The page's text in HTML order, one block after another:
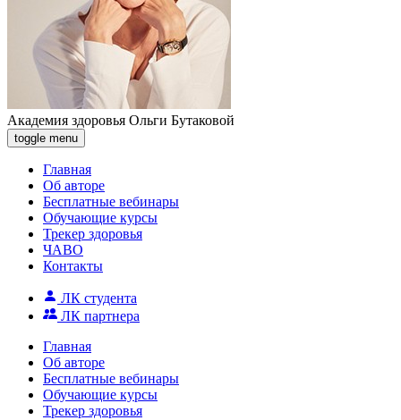
Академия здоровья Ольги Бутаковой
toggle menu
Главная
Об авторе
Бесплатные вебинары
Обучающие курсы
Трекер здоровья
ЧАВО
Контакты
ЛК студента
ЛК партнера
Главная
Об авторе
Бесплатные вебинары
Обучающие курсы
Трекер здоровья